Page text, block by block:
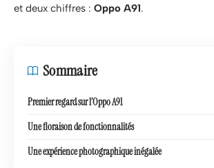
et deux chiffres : Oppo A91.
Sommaire
Premier regard sur l’Oppo A91
Une floraison de fonctionnalités
Une expérience photographique inégalée